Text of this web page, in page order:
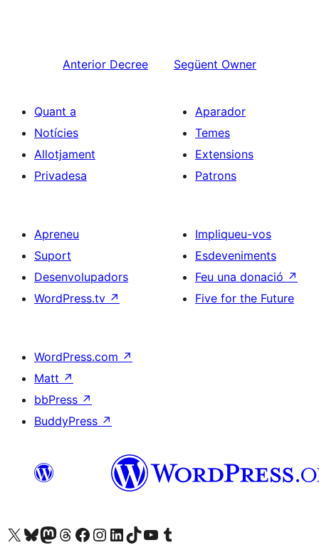
Anterior Decree Següent Owner
Quant a
Notícies
Allotjament
Privadesa
Aparador
Temes
Extensions
Patrons
Apreneu
Suport
Desenvolupadors
WordPress.tv ↗
Impliqueu-vos
Esdeveniments
Feu una donació ↗
Five for the Future
WordPress.com ↗
Matt ↗
bbPress ↗
BuddyPress ↗
Visiteu el nostre compte X (abans Twitter)
Visiteu el nostre compte de Bluesky
Visiteu el nostre compte al Mastodon
Visiteu el nostre compte de Threads
Visiteu la nostra pàgina al Facebook
Visiteu el nostre compte d'Instagram
Visiteu el nostre compte de LinkedIn
Visiteu el nostre compte de TikTok
Visiteu el nostre canal al YouTube
Visiteu el nostre compte de Tumblr